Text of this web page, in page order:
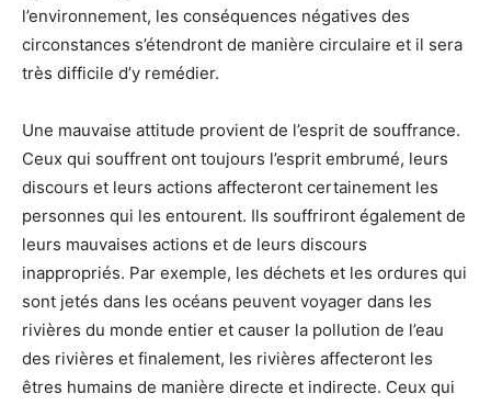
l’environnement, les conséquences négatives des
circonstances s’étendront de manière circulaire et il sera
très difficile d’y remédier.
Une mauvaise attitude provient de l’esprit de souffrance.
Ceux qui souffrent ont toujours l’esprit embrumé, leurs
discours et leurs actions affecteront certainement les
personnes qui les entourent. Ils souffriront également de
leurs mauvaises actions et de leurs discours
inappropriés. Par exemple, les déchets et les ordures qui
sont jetés dans les océans peuvent voyager dans les
rivières du monde entier et causer la pollution de l’eau
des rivières et finalement, les rivières affecteront les
êtres humains de manière directe et indirecte. Ceux qui